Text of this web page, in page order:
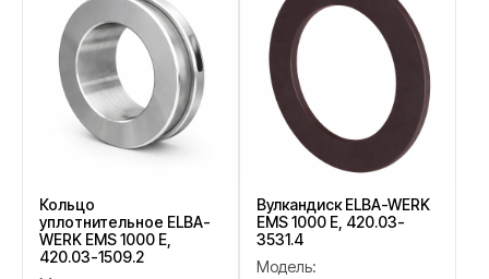
Кольцо
уплотнительное ELBA-
WERK EMS 1000 E,
420.03-1509.2
Вулкандиск ELBA-WERK
EMS 1000 E, 420.03-
3531.4
Модель: